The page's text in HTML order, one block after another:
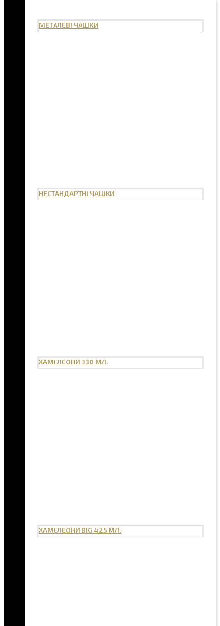
МЕТАЛЕВІ ЧАШКИ
НЕСТАНДАРТНІ ЧАШКИ
ХАМЕЛЕОНИ 330 МЛ.
ХАМЕЛЕОНИ BIG 425 МЛ.